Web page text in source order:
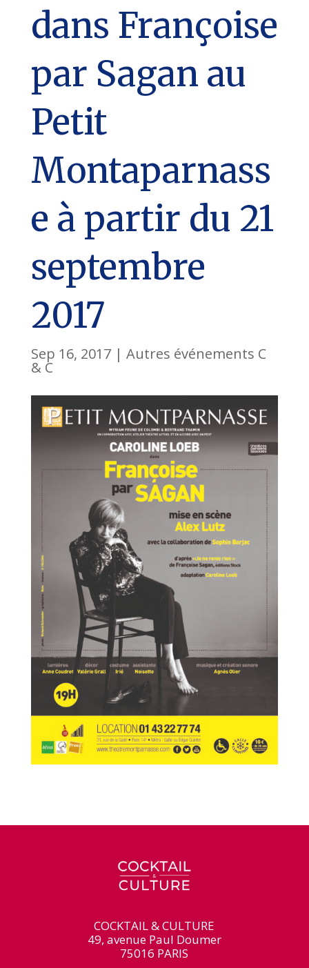
dans Françoise
par Sagan au
Petit
Montaparnass
e à partir du 21
septembre
2017
Sep 16, 2017| Autres événements C
& C
COCKTAIL & CULTURE
49, avenue Paul Doumer
75016 PARIS